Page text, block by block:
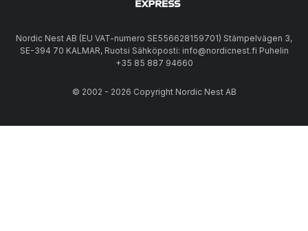
Nordic Nest AB (EU VAT-numero SE556628159701) Stämpelvägen 3,
SE-394 70 KALMAR, Ruotsi Sähköposti: info@nordicnest.fi Puhelin
+35 85 887 94660
© 2002 - 2026 Copyright Nordic Nest AB